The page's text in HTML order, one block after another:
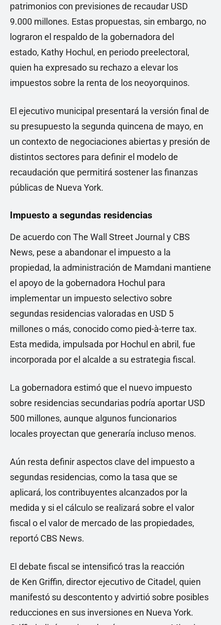
patrimonios con previsiones de recaudar USD
9.000 millones. Estas propuestas, sin embargo, no
lograron el respaldo de la gobernadora del
estado, Kathy Hochul, en periodo preelectoral,
quien ha expresado su rechazo a elevar los
impuestos sobre la renta de los neoyorquinos.
El ejecutivo municipal presentará la versión final de
su presupuesto la segunda quincena de mayo, en
un contexto de negociaciones abiertas y presión de
distintos sectores para definir el modelo de
recaudación que permitirá sostener las finanzas
públicas de Nueva York.
Impuesto a segundas residencias
De acuerdo con The Wall Street Journal y CBS
News, pese a abandonar el impuesto a la
propiedad, la administración de Mamdani mantiene
el apoyo de la gobernadora Hochul para
implementar un impuesto selectivo sobre
segundas residencias valoradas en USD 5
millones o más, conocido como pied-à-terre tax.
Esta medida, impulsada por Hochul en abril, fue
incorporada por el alcalde a su estrategia fiscal.
La gobernadora estimó que el nuevo impuesto
sobre residencias secundarias podría aportar USD
500 millones, aunque algunos funcionarios
locales proyectan que generaría incluso menos.
Aún resta definir aspectos clave del impuesto a
segundas residencias, como la tasa que se
aplicará, los contribuyentes alcanzados por la
medida y si el cálculo se realizará sobre el valor
fiscal o el valor de mercado de las propiedades,
reportó CBS News.
El debate fiscal se intensificó tras la reacción
de Ken Griffin, director ejecutivo de Citadel, quien
manifestó su descontento y advirtió sobre posibles
reducciones en sus inversiones en Nueva York.